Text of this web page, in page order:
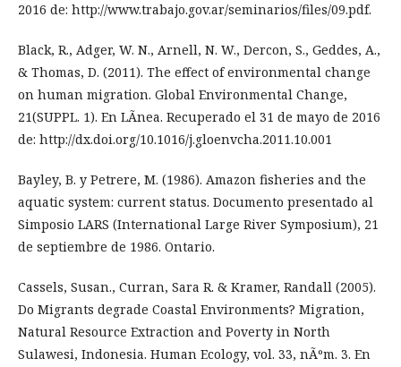
2016 de: http://www.trabajo.gov.ar/seminarios/files/09.pdf.
Black, R., Adger, W. N., Arnell, N. W., Dercon, S., Geddes, A.,
& Thomas, D. (2011). The effect of environmental change
on human migration. Global Environmental Change,
21(SUPPL. 1). En LÃ­nea. Recuperado el 31 de mayo de 2016
de: http://dx.doi.org/10.1016/j.gloenvcha.2011.10.001
Bayley, B. y Petrere, M. (1986). Amazon fisheries and the
aquatic system: current status. Documento presentado al
Simposio LARS (International Large River Symposium), 21
de septiembre de 1986. Ontario.
Cassels, Susan., Curran, Sara R. & Kramer, Randall (2005).
Do Migrants degrade Coastal Environments? Migration,
Natural Resource Extraction and Poverty in North
Sulawesi, Indonesia. Human Ecology, vol. 33, nÃºm. 3. En